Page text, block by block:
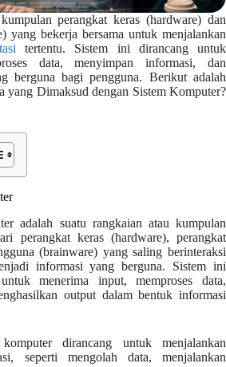
perangkat keras (hardware) dan
yang bekerja bersama untuk menjalankan
tertentu. Sistem ini dirancang untuk
data, menyimpan informasi, dan
berguna bagi pengguna. Berikut adalah
yang Dimaksud dengan Sistem Komputer?
adalah suatu rangkaian atau kumpulan
perangkat keras (hardware), perangkat
(brainware) yang saling berinteraksi
informasi yang berguna. Sistem ini
menerima input, memproses data,
output dalam bentuk informasi
dirancang untuk menjalankan
seperti mengolah data, menjalankan